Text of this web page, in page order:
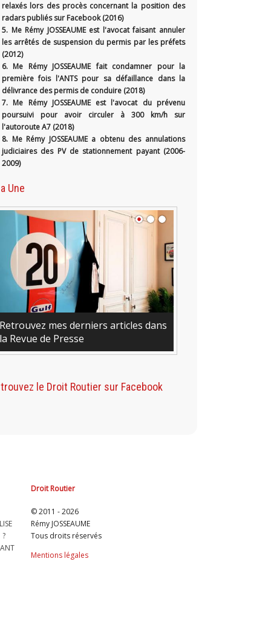
relaxés lors des procès concernant la position des
radars publiés sur Facebook (2016)
5. Me Rémy JOSSEAUME est l'avocat faisant annuler
les arrêtés de suspension du permis par les préfets
(2012)
6. Me Rémy JOSSEAUME fait condamner pour la
première fois l'ANTS pour sa défaillance dans la
délivrance des permis de conduire (2018)
7. Me Rémy JOSSEAUME est l'avocat du prévenu
poursuivi pour avoir circuler à 300 km/h sur
l'autoroute A7 (2018)
8. Me Rémy JOSSEAUME a obtenu des annulations
judiciaires des PV de stationnement payant (2006-
2009)
Une
mes derniers articles dans
Revue de Presse
le Droit Routier sur Facebook
?
Droit Routier
© 2011 - 2026
Rémy JOSSEAUME
Tous droits réservés
Mentions légales